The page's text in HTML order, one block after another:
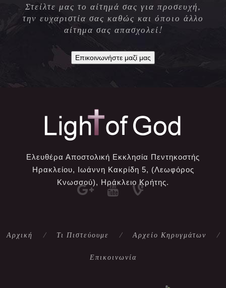
Στείλτε μας το αίτημά σας για προσευχή,
την ευχαριστία σας καθώς και όποιο άλλο
αίτημα σας απασχολεί!
Επικοινωνήστε μαζί μας
Ελευθέρα Αποστολική Εκκλησία Πεντηκοστής
Ηρακλείου, Ιωάννη Κακρίδη 5, (Λεωφόρος
Κνωσσού), Ηράκλειο Κρήτης.
Αρχική Τι Πιστεύουμε Αρχείο Κηρυγμάτων
Επικοινωνία